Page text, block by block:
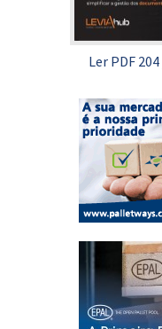
Ler PDF 204